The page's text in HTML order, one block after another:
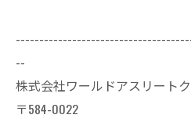
--
株式会社ワールドアスリート
〒584-0022